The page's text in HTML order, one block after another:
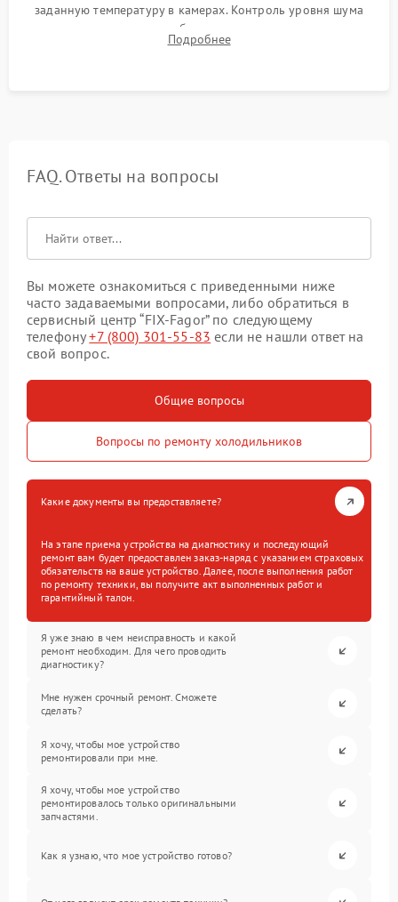
заданную температуру в камерах. Контроль уровня шума
компрессора, отсутствия обмерзания стенок и корректного
срабатывания системы автоматической оттайки.
Подробнее
FAQ. Ответы на вопросы
Вы можете ознакомиться с приведенными ниже
часто задаваемыми вопросами, либо обратиться в
сервисный центр “FIX-Fagor” по следующему
телефону+7 (800) 301-55-83 если не нашли ответ на
свой вопрос.
Общие вопросы
Вопросы по ремонту холодильников
Какие документы вы предоставляете?
На этапе приема устройства на диагностику и последующий
ремонт вам будет предоставлен заказ-наряд с указанием страховых
обязательств на ваше устройство. Далее, после выполнения работ
по ремонту техники, вы получите акт выполненных работ и
гарантийный талон.
Я уже знаю в чем неисправность и какой
ремонт необходим. Для чего проводить
диагностику?
Мне нужен срочный ремонт. Сможете
сделать?
Я хочу, чтобы мое устройство
ремонтировали при мне.
Я хочу, чтобы мое устройство
ремонтировалось только оригинальными
запчастями.
Как я узнаю, что мое устройство готово?